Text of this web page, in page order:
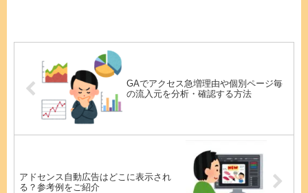
GAでアクセス急増理由や個別ページ毎
の流入元を分析・確認する方法
アドセンス自動広告はどこに表示され
る？参考例をご紹介